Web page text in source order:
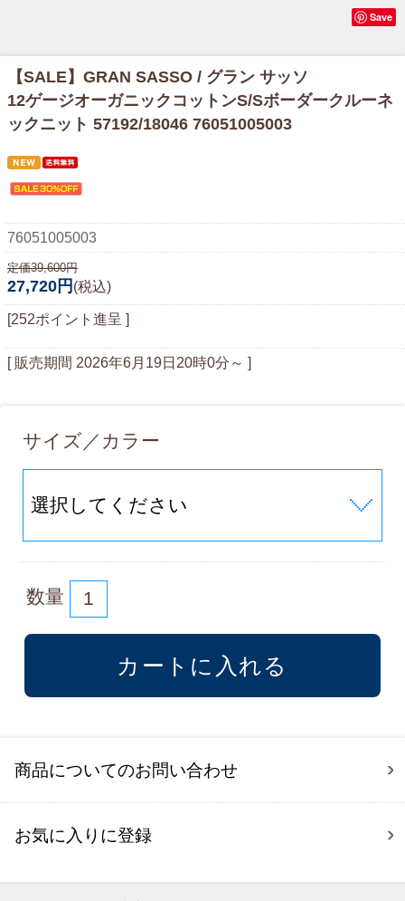
Save
【SALE】 GRAN SASSO / グラン サッソ
12ゲージオーガニックコットンS/Sボーダークルーネ
ックニット 57192/18046 76051005003
76051005003
定価39,600円
27,720円 (税込)
[252ポイント進呈 ]
[ 販売期間 2026年6月19日20時0分 ～ ]
サイズ／カラー
数量
商品についてのお問い合わせ
お気に入りに登録